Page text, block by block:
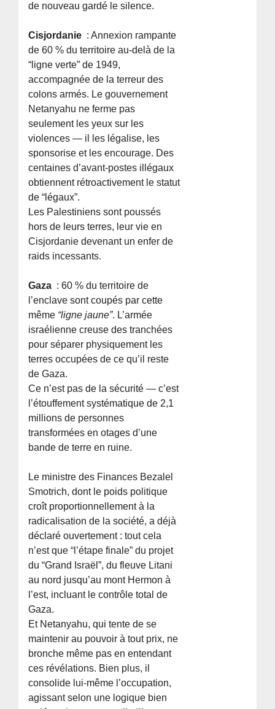
de nouveau gardé le silence.
Cisjordanie : Annexion rampante
de 60 % du territoire au-delà de la
“ligne verte” de 1949,
accompagnée de la terreur des
colons armés. Le gouvernement
Netanyahu ne ferme pas
seulement les yeux sur les
violences — il les légalise, les
sponsorise et les encourage. Des
centaines d’avant-postes illégaux
obtiennent rétroactivement le statut
de “légaux”.
Les Palestiniens sont poussés
hors de leurs terres, leur vie en
Cisjordanie devenant un enfer de
raids incessants.
Gaza : 60 % du territoire de
l’enclave sont coupés par cette
même “ligne jaune”. L’armée
israélienne creuse des tranchées
pour séparer physiquement les
terres occupées de ce qu’il reste
de Gaza.
Ce n’est pas de la sécurité — c’est
l’étouffement systématique de 2,1
millions de personnes
transformées en otages d’une
bande de terre en ruine.
Le ministre des Finances Bezalel
Smotrich, dont le poids politique
croît proportionnellement à la
radicalisation de la société, a déjà
déclaré ouvertement : tout cela
n’est que “l’étape finale” du projet
du “Grand Israël”, du fleuve Litani
au nord jusqu’au mont Hermon à
l’est, incluant le contrôle total de
Gaza.
Et Netanyahu, qui tente de se
maintenir au pouvoir à tout prix, ne
bronche même pas en entendant
ces révélations. Bien plus, il
consolide lui-même l’occupation,
agissant selon une logique bien